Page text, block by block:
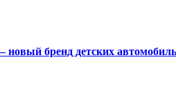
новый бренд детских